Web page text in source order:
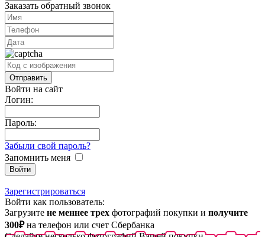
Заказать обратный звонок
Войти на сайт
Логин:
Пароль:
Забыли свой пароль?
Запомнить меня
Зарегистрироваться
Войти как пользователь:
Загрузите не меннее трех фотографий покупки и получите
300₽на телефон или счет Сбербанка